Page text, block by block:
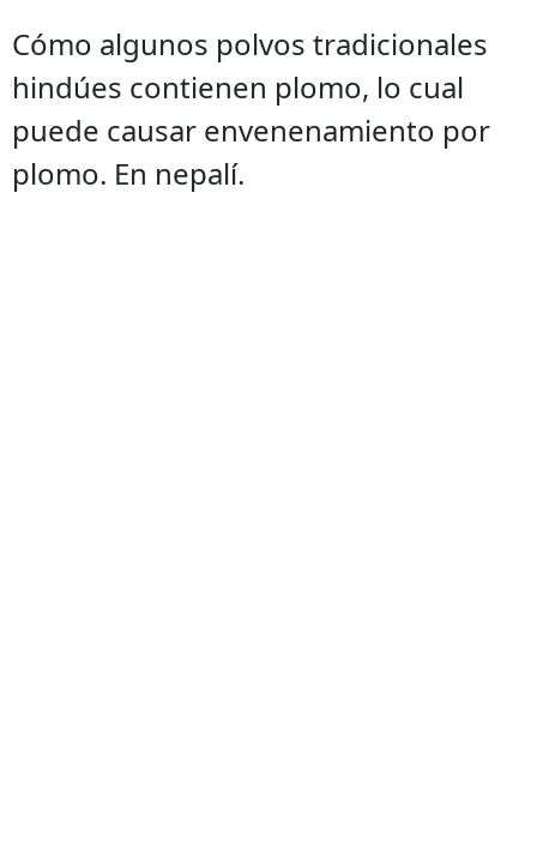
Cómo algunos polvos tradicionales
hindúes contienen plomo, lo cual
puede causar envenenamiento por
plomo. En nepalí.